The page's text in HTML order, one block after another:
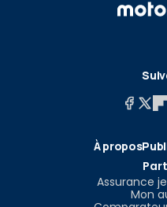
À propos
Assurance
Mon